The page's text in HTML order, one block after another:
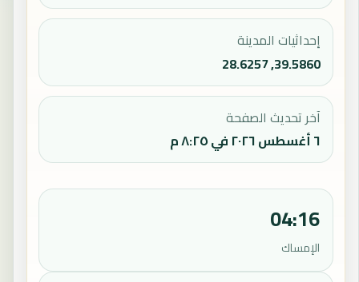
إحداثيات المدينة
39.5860, 28.6257
آخر تحديث الصفحة
٦ أغسطس ٢٠٢٦ في ٨:٢٥ م
04:16
الإمساك